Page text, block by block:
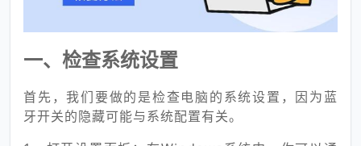
一、检查系统设置
首先，我们要做的是检查电脑的系统设置，因为蓝
牙开关的隐藏可能与系统配置有关。